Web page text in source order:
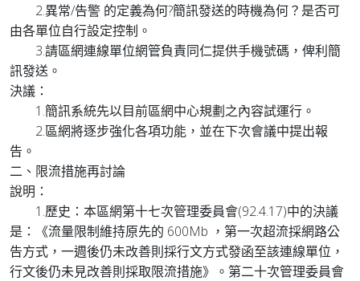
2.異常/告警 的定義為何?簡訊發送的時機為何？是否可
由各單位自行設定控制。
3.請區網連線單位網管負責同仁提供手機號碼，俾利簡
訊發送。
決議：
1.簡訊系統先以目前區網中心規劃之內容試運行。
2.區網將逐步強化各項功能，並在下次會議中提出報
告。
二、限流措施再討論
說明：
1.歷史：本區網第十七次管理委員會(92.4.17)中的決議
是：《流量限制維持原先的 600Mb ，第一次超流採網路公
告方式，一週後仍未改善則採行文方式發函至該連線單位，
行文後仍未見改善則採取限流措施》。第二十次管理委員會